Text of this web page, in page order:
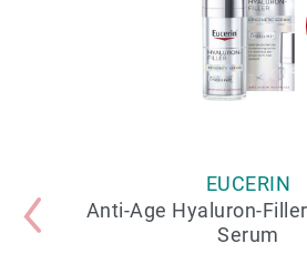
EUCERIN
Anti-Age Hyaluron-
Serum